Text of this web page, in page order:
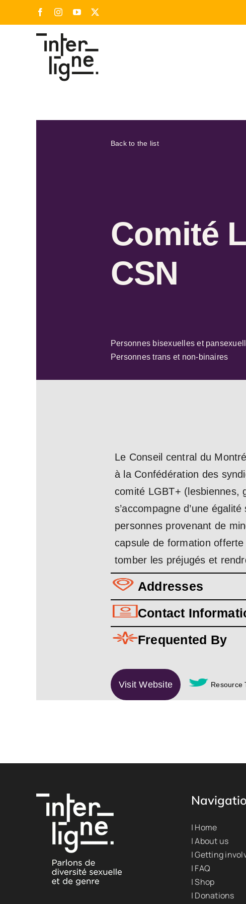
FacebookInstagram
YouTube
Back to the list
Comité
CSN
Personnes bisexuelles et
Personnes trans et non-binaires
Le Conseil central du
à la Confédération des
comité LGBT+ (lesbiennes,
s’accompagne d’une
personnes provenant de
capsule de formation
tomber les préjugés et
Addresses
Contact
Frequented By
Visit Website Resource
| Home
| About us
| Getting
| FAQ
| Shop
| Donations